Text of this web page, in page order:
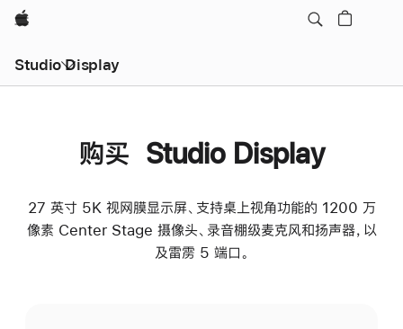
Apple
Studio Display
购买 Studio Display
27 英寸 5K 视网膜显示屏、支持桌上视角功能的 1200 万
像素 Center Stage 摄像头、录音棚级麦克风和扬声器，以
及雷雳 5 端口。